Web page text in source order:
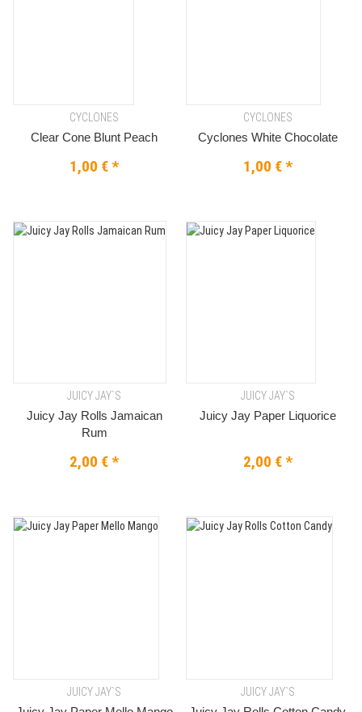
CYCLONES
Clear Cone Blunt Peach
1,00 €*
CYCLONES
Cyclones White Chocolate
1,00 €*
JUICY JAY`S
Juicy Jay Rolls Jamaican
Rum
2,00 €*
JUICY JAY`S
Juicy Jay Paper Liquorice
2,00 €*
JUICY JAY`S JUICY JAY`S